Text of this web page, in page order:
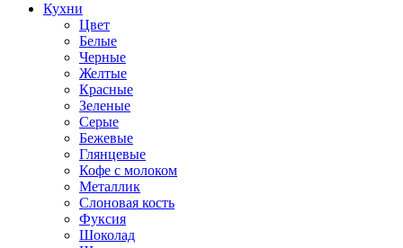
Кухни
Цвет
Белые
Черные
Желтые
Красные
Зеленые
Серые
Бежевые
Глянцевые
Кофе с молоком
Металлик
Слоновая кость
Фуксия
Шоколад